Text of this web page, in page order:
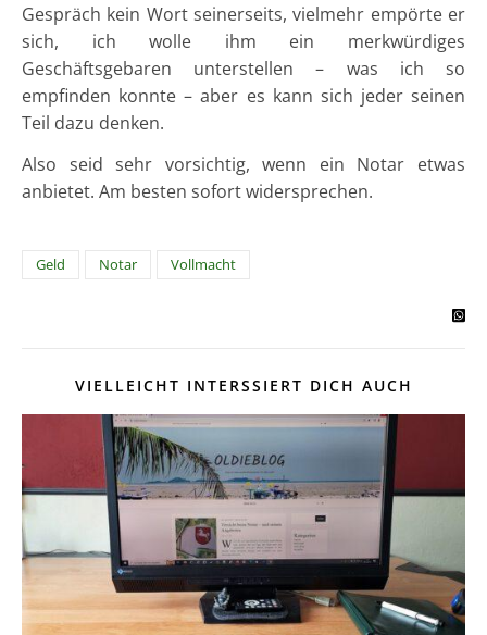
Gespräch kein Wort seinerseits, vielmehr empörte er
sich, ich wolle ihm ein merkwürdiges
Geschäftsgebaren unterstellen – was ich so
empfinden konnte – aber es kann sich jeder seinen
Teil dazu denken.
Also seid sehr vorsichtig, wenn ein Notar etwas
anbietet. Am besten sofort widersprechen.
Geld Notar Vollmacht
VIELLEICHT INTERSSIERT DICH AUCH